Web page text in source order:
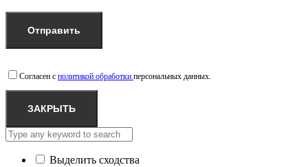
Согласен с политикой обработки персональных данных.
ЗАКРЫТЬ
Выделить сходства